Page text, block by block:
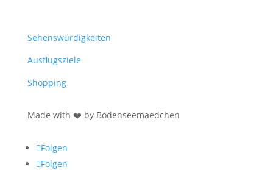
Sehenswürdigkeiten
Ausflugsziele
Shopping
Made with ❤️ by Bodenseemaedchen
Folgen
Folgen